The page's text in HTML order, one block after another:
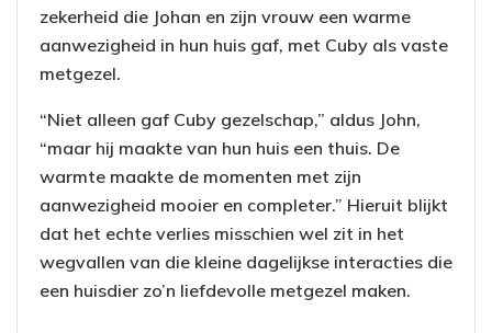
zekerheid die Johan en zijn vrouw een warme
aanwezigheid in hun huis gaf, met Cuby als vaste
metgezel.
“Niet alleen gaf Cuby gezelschap,” aldus John,
“maar hij maakte van hun huis een thuis. De
warmte maakte de momenten met zijn
aanwezigheid mooier en completer.” Hieruit blijkt
dat het echte verlies misschien wel zit in het
wegvallen van die kleine dagelijkse interacties die
een huisdier zo’n liefdevolle metgezel maken.